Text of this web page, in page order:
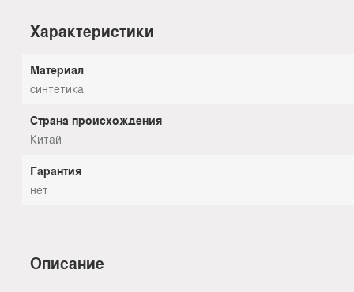
Характеристики
Материал
синтетика
Страна происхождения
Китай
Гарантия
нет
Описание